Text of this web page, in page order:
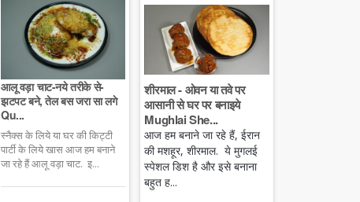
आलू वड़ा चाट-नये तरीके से-
झटपट बने, तेल बस जरा सा लगे
Qu...
स्नैक्स के लिये या घर की किट्टी
पार्टी के लिये खास आज हम बनाने
जा रहे हैं आलू वड़ा चाट. इ...
शीरमाल - ओवन या तवे पर
आसानी से घर पर बनाइये
Mughlai She...
आज हम बनाने जा रहे हैं, ईरान
की मशहूर, शीरमाल. ये मुगलई
स्पेशल डिश है और इसे बनाना
बहुत ह...